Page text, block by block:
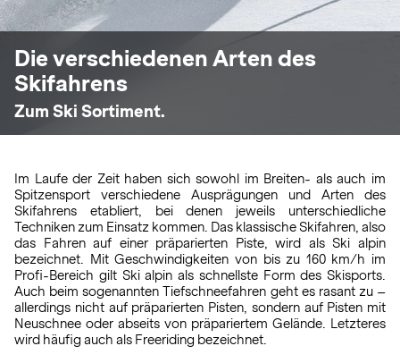
Die verschiedenen Arten des
Skifahrens
Zum Ski Sortiment.
Im Laufe der Zeit haben sich sowohl im Breiten- als auch im
Spitzensport verschiedene Ausprägungen und Arten des
Skifahrens etabliert, bei denen jeweils unterschiedliche
Techniken zum Einsatz kommen. Das klassische Skifahren, also
das Fahren auf einer präparierten Piste, wird als Ski alpin
bezeichnet. Mit Geschwindigkeiten von bis zu 160 km/h im
Profi-Bereich gilt Ski alpin als schnellste Form des Skisports.
Auch beim sogenannten Tiefschneefahren geht es rasant zu –
allerdings nicht auf präparierten Pisten, sondern auf Pisten mit
Neuschnee oder abseits von präpariertem Gelände. Letzteres
wird häufig auch als Freeriding bezeichnet.